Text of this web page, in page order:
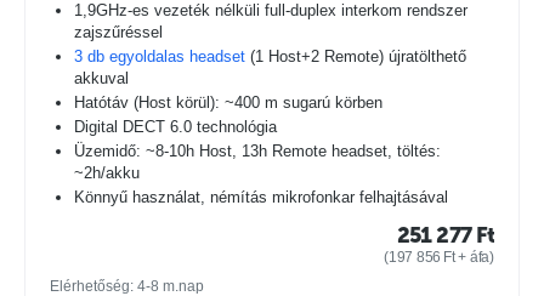
1,9GHz-es vezeték nélküli full-duplex interkom rendszer
zajszűréssel
3 db egyoldalas headset (1 Host+2 Remote) újratölthető
akkuval
Hatótáv (Host körül): ~400 m sugarú körben
Digital DECT 6.0 technológia
Üzemidő: ~8-10h Host, 13h Remote headset, töltés:
~2h/akku
Könnyű használat, némítás mikrofonkar felhajtásával
251 277 Ft
(197 856 Ft+ áfa)
Elérhetőség: 4-8 m.nap